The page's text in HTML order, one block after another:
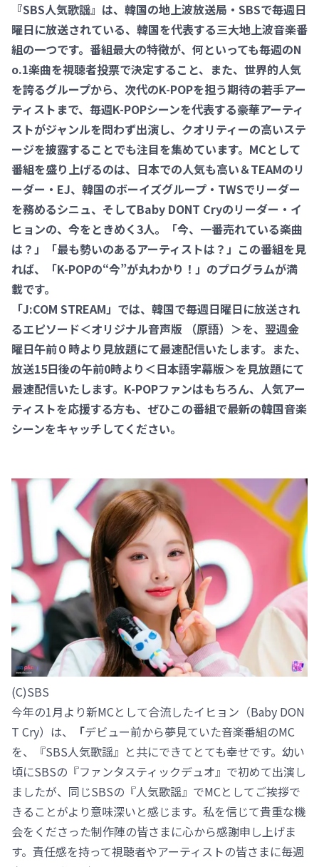
『SBS人気歌謡』は、韓国の地上波放送局・SBSで毎週日
曜日に放送されている、韓国を代表する三大地上波音楽番
組の一つです。番組最大の特徴が、何といっても毎週のN
o.1楽曲を視聴者投票で決定すること、また、世界的人気
を誇るグループから、次代のK-POPを担う期待の若手アー
ティストまで、毎週K-POPシーンを代表する豪華アーティ
ストがジャンルを問わず出演し、クオリティーの高いステ
ージを披露することでも注目を集めています。MCとして
番組を盛り上げるのは、日本での人気も高い＆TEAMのリ
ーダー・EJ、韓国のボーイズグループ・TWSでリーダー
を務めるシニュ、そしてBaby DONT Cryのリーダー・イ
ヒョンの、今をときめく3人。「今、一番売れている楽曲
は？」「最も勢いのあるアーティストは？」この番組を見
れば、「K-POPの“今”が丸わかり！」のプログラムが満
載です。
「J:COM STREAM」では、韓国で毎週日曜日に放送され
るエピソード＜オリジナル音声版 （原語）＞を、翌週金
曜日午前０時より見放題にて最速配信いたします。また、
放送15日後の午前0時より＜日本語字幕版＞を見放題にて
最速配信いたします。K-POPファンはもちろん、人気アー
ティストを応援する方も、ぜひこの番組で最新の韓国音楽
シーンをキャッチしてください。
(C)SBS
今年の1月より新MCとして合流したイヒョン（Baby DON
T Cry）は、
「デビュー前から夢見ていた音楽番組のMC
を、『SBS人気歌謡』と共にできてとても幸せです。幼い
頃にSBSの『ファンタスティックデュオ』で初めて出演し
ましたが、同じSBSの『人気歌謡』でMCとしてご挨拶で
きることがより意味深いと感じます。私を信じて貴重な機
会をくださった制作陣の皆さまに心から感謝申し上げま
す。責任感を持って視聴者やアーティストの皆さまに毎週